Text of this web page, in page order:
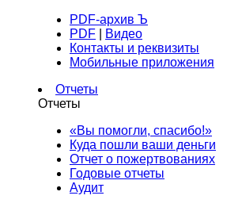
PDF-архив Ъ
PDF
Видео
Контакты и реквизиты
Мобильные приложения
Отчеты
Отчеты
«Вы помогли, спасибо!»
Куда пошли ваши деньги
Отчет о пожертвованиях
Годовые отчеты
Аудит